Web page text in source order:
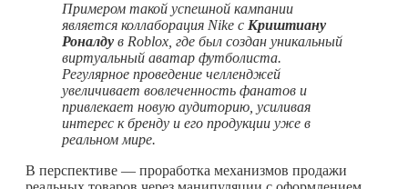
Примером такой успешной кампании
является коллаборация Nike с Криштиану
Роналду в Roblox, где был создан уникальный
виртуальный аватар футболиста.
Регулярное проведение челленджей
увеличивает вовлеченность фанатов и
привлекает новую аудиторию, усиливая
интерес к бренду и его продукции уже в
реальном мире.
В перспективе — проработка механизмов продажи